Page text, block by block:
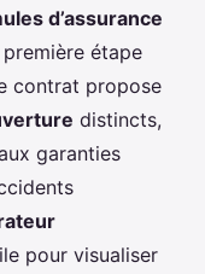
d’assurance
étape
contrat propose
distincts,
garanties
pour visualiser